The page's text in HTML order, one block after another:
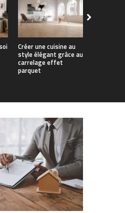
Créer une cuisine au
style élégant grâce au
carrelage effet
parquet